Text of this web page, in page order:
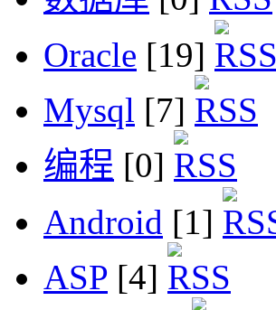
Oracle [19]
Mysql [7]
编程 [0]
Android [1]
ASP [4]